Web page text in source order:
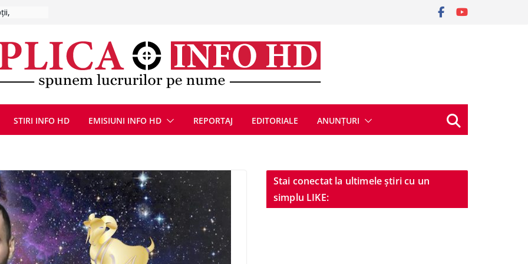
STIRI INFO HD EMISIUNI INFO HD REPORTAJ EDITORIALE ANUNȚURI
Stai conectat la ultimele știri cu un
simplu LIKE: